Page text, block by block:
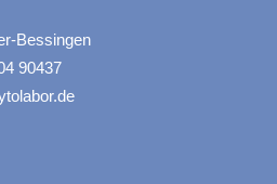
Bessingen
90437